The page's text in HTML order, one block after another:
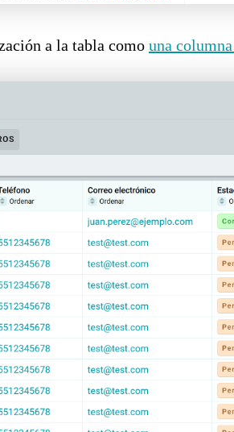
a la tabla como una